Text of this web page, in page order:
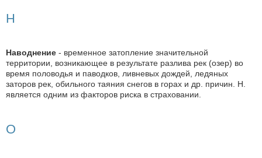
Н
Наводнение - временное затопление значительной
территории, возникающее в результате разлива рек (озер) во
время половодья и паводков, ливневых дождей, ледяных
заторов рек, обильного таяния снегов в горах и др. причин. Н.
является одним из факторов риска в страховании.
О